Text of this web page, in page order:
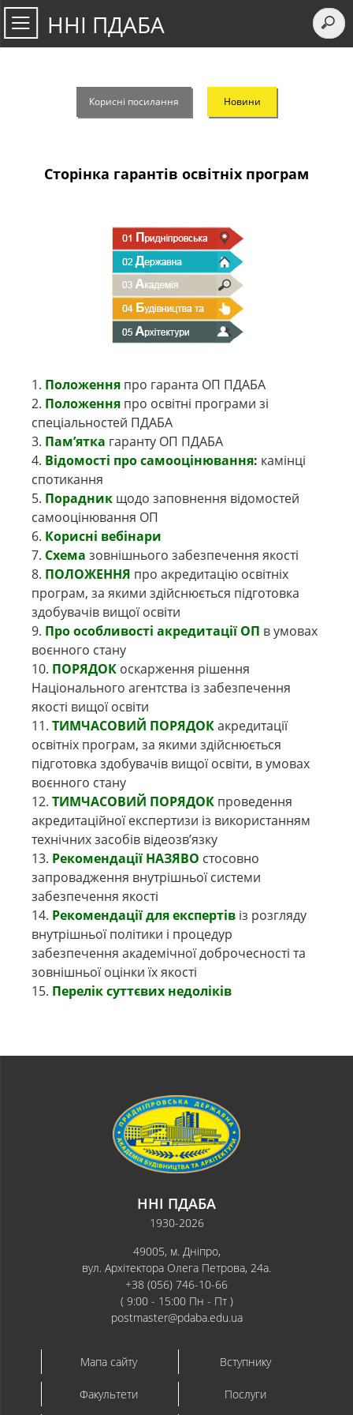
ННІ ПДАБА
Корисні посилання Новини
Сторінка гарантів освітніх програм
1. Положення про гаранта ОП ПДАБА
2. Положення про освітні програми зі
спеціальностей ПДАБА
3. Пам’ятка гаранту ОП ПДАБА
4. Відомості про самооцінювання: камінці
спотикання
5. Порадник щодо заповнення відомостей
самооцінювання ОП
6. Корисні вебінари
7. Схема зовнішнього забезпечення якості
8. ПОЛОЖЕННЯ про акредитацію освітніх
програм, за якими здійснюється підготовка
здобувачів вищої освіти
9. Про особливості акредитації ОП в умовах
воєнного стану
10. ПОРЯДОК оскарження рішення
Національного агентства із забезпечення
якості вищої освіти
11.ТИМЧАСОВИЙ ПОРЯДОКакредитації
освітніх програм, за якими здійснюється
підготовка здобувачів вищої освіти, в умовах
воєнного стану
12.ТИМЧАСОВИЙ ПОРЯДОК проведення
акредитаційної експертизи із використанням
технічних засобів відеозв’язку
13. Рекомендації НАЗЯВО стосовно
запровадження внутрішньої системи
забезпечення якості
14. Рекомендації для експертів із розгляду
внутрішньої політики і процедур
забезпечення академічної доброчесності та
зовнішньої оцінки їх якості
15. Перелік суттєвих недоліків
ННІ ПДАБА
1930-2026
49005, м. Дніпро,
вул. Архітектора Олега Петрова, 24а.
+38 (056) 746-10-66
( 9:00 - 15:00 Пн - Пт )
postmaster@pdaba.edu.ua
Мапа сайту Вступнику
Факультети Послуги